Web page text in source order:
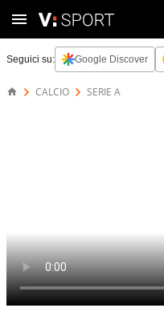
Seguici su: Google Discover
CALCIO SERIE A